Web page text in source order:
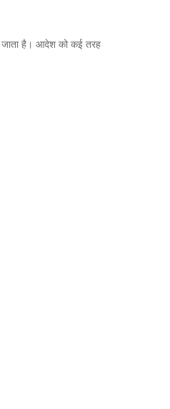
जाता है। आदेश को कई तरह